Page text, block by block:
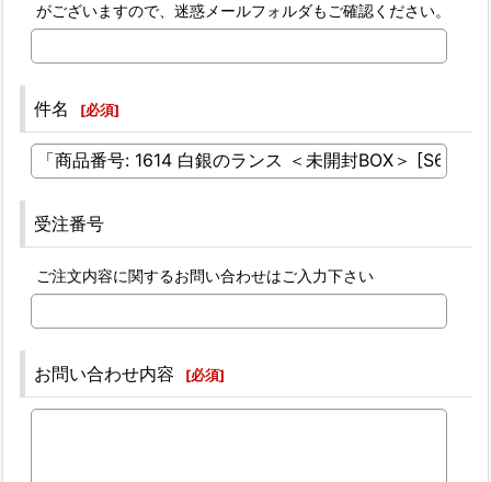
がございますので、迷惑メールフォルダもご確認ください。
件名 [必須]
受注番号
ご注文内容に関するお問い合わせはご入力下さい
お問い合わせ内容 [必須]